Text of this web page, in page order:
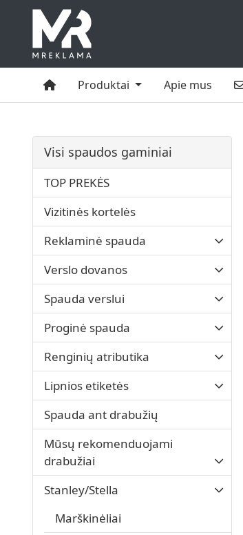
NamaiProduktai Apie mus
Visi spaudos gaminiai
TOP PREKĖS
Vizitinės kortelės
Reklaminė spauda
Verslo dovanos
Spauda verslui
Proginė spauda
Renginių atributika
Lipnios etiketės
Spauda ant drabužių
Mūsų rekomenduojami
drabužiai
Stanley/Stella
Marškinėliai